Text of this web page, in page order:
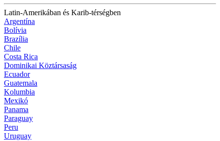
Latin-Amerikában és Karib-térségben
Argentína
Bolívia
Brazília
Chile
Costa Rica
Dominikai Köztársaság
Ecuador
Guatemala
Kolumbia
Mexikó
Panama
Paraguay
Peru
Uruguay